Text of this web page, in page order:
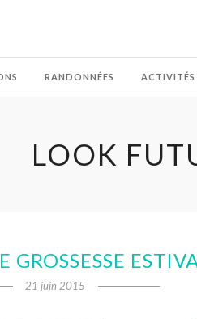
RANDONNÉES ACTIVITÉS
LOOK
GROSSESSE
21 juin 2015